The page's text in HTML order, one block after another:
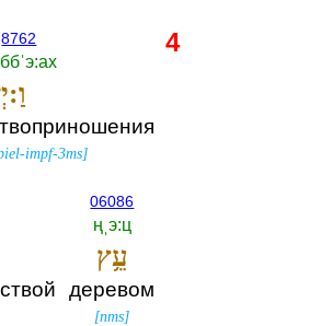
8762
impf-3ms]
06086
ңˌэ:ц
עֵ֥ץ
деревом
[nms]
4